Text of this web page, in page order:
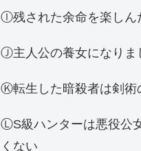
Ⓘ残された余命を楽しん
Ⓙ主人公の養女になりま
Ⓚ転生した暗殺者は剣術
ⓁS級ハンターは悪役公
くない